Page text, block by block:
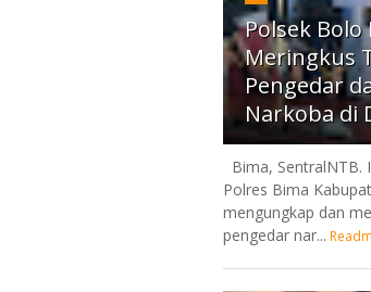
Polsek Bolo
Meringkus
Pengedar
Narkoba di
Bima, SentralNTB.
Polres Bima
mengungkap dan
pengedar nar...